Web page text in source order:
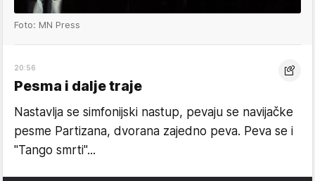
Foto: MN Press
20:56
Pesma i dalje traje
Nastavlja se simfonijski nastup, pevaju se navijačke
pesme Partizana, dvorana zajedno peva. Peva se i
"Tango smrti"...